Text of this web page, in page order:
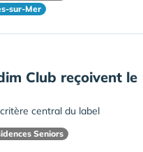
sur-Mer
Club reçoivent le
central du label
Seniors